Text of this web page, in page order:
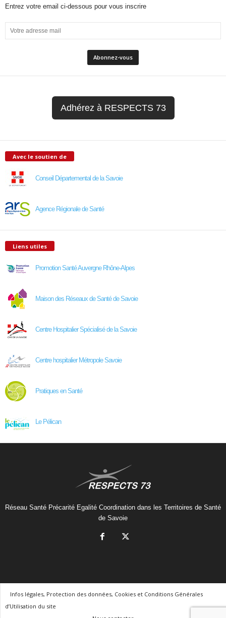
Entrez votre email ci-dessous pour vous inscrire
Adhérez à RESPECTS 73
Avec le soutien de
Conseil Départemental de la Savoie
Agence Régionale de Santé
Liens utiles
Promotion Santé Auvergne Rhône-Alpes
Maison des Réseaux de Santé de Savoie
Centre Hospitalier Spécialisé de la Savoie
Centre hospitalier Métropole Savoie
Pratiques en Santé
Le Pélican
Réseau Santé Précarité Egalité Coordination dans les Territoires de Santé
de Savoie
Infos légales, Protection des données, Cookies et Conditions Générales
d’Utilisation du site